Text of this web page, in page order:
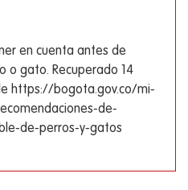
en cuenta antes de
o gato. Recuperado 14
https://bogota.gov.co/mi-
de-
de-perros-y-gatos